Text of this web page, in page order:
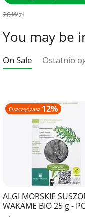
2090zł
You may be
On Sale Ostatnio
Oszczędzasz 12%
ALGI MORSKIE
WAKAME BIO 25 g -